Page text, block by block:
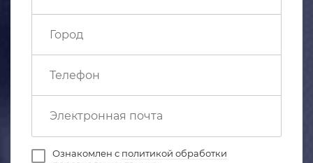
Ознакомлен с политикой обработки